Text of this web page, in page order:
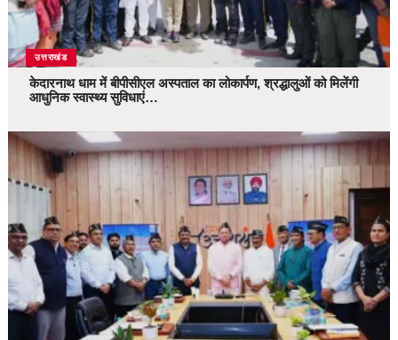
उत्तराखंड
केदारनाथ धाम में बीपीसीएल अस्पताल का लोकार्पण, श्रद्धालुओं को मिलेंगी
आधुनिक स्वास्थ्य सुविधाएं…